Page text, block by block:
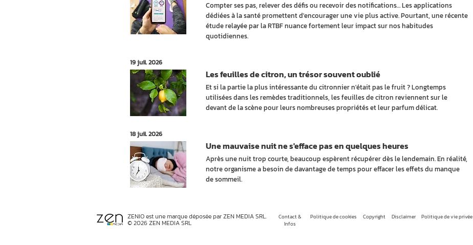
Compter ses pas, relever des défis ou recevoir des notifications… Les applications
dédiées à la santé promettent d'encourager une vie plus active. Pourtant, une récente
étude relayée par la RTBF nuance fortement leur impact sur nos habitudes
quotidiennes.
19 juil. 2026
Et si la partie la plus intéressante du citronnier n'était pas le fruit ? Longtemps
utilisées dans les remèdes traditionnels, les feuilles de citron reviennent sur le
devant de la scène pour leurs nombreuses propriétés et leur parfum délicat.
Les feuilles de citron, un trésor souvent oublié
18 juil. 2026
Après une nuit trop courte, beaucoup espèrent récupérer dès le lendemain. En réalité,
notre organisme a besoin de davantage de temps pour effacer les effets du manque
de sommeil.
Une mauvaise nuit ne s'efface pas en quelques heures
ZENIO est une marque déposée par ZEN MEDIA SRL.
© 2026 ZEN MEDIA SRL
Copyright Disclaimer Politique de vie privée
Contact &
Infos
Politique de cookies